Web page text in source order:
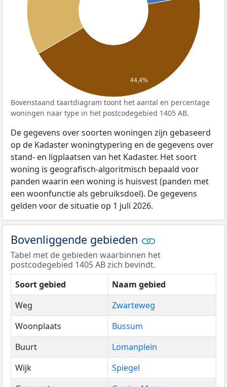
44,4%
Bovenstaand taartdiagram toont het aantal en percentage
woningen naar type in het postcodegebied 1405 AB.
De gegevens over soorten woningen zijn gebaseerd
op de Kadaster woningtypering en de gegevens over
stand- en ligplaatsen van het Kadaster. Het soort
woning is geografisch-algoritmisch bepaald voor
panden waarin een woning is huisvest (panden met
een woonfunctie als gebruiksdoel). De gegevens
gelden voor de situatie op 1 juli 2026.
Bovenliggende gebieden
Tabel met de gebieden waarbinnen het
postcodegebied 1405 AB zich bevindt.
Soort gebied
Naam gebied
Weg
Zwarteweg
Woonplaats
Bussum
Buurt
Lomanplein
Wijk
Spiegel